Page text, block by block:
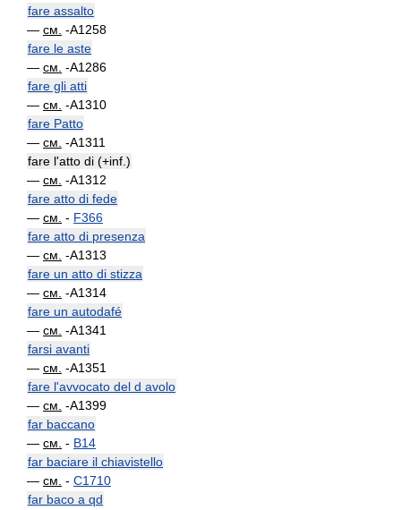
fare assalto
— см. -A1258
fare le aste
— см. -A1286
fare gli atti
— см. -A1310
fare Patto
— см. -A1311
fare l'atto di (+inf.)
— см. -A1312
fare atto di fede
— см. - F366
fare atto di presenza
— см. -A1313
fare un atto di stizza
— см. -A1314
fare un autodafé
— см. -A1341
farsi avanti
— см. -A1351
fare l'avvocato del d avolo
— см. -A1399
far baccano
— см. - B14
far baciare il chiavistello
— см. - C1710
far baco a qd